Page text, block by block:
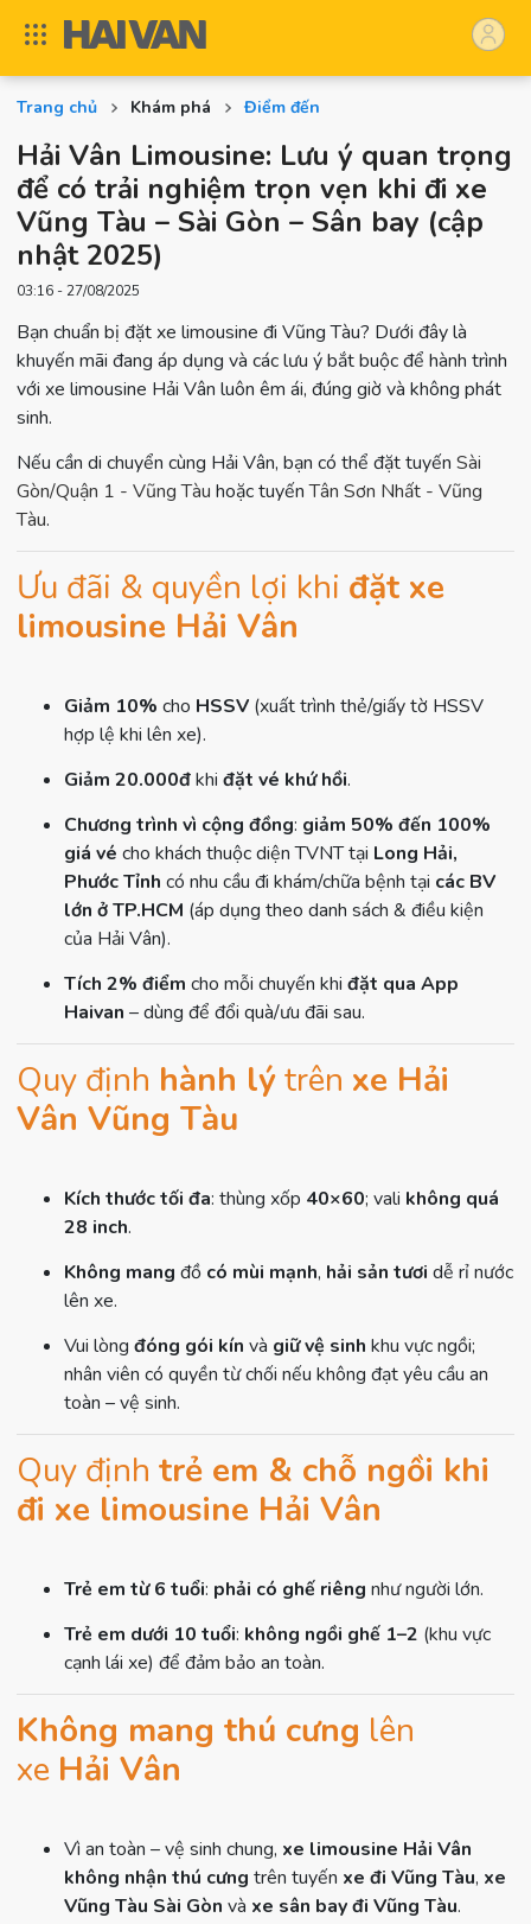
Trang chủ Khám phá Điểm đến
Hải Vân Limousine: Lưu ý quan trọng
để có trải nghiệm trọn vẹn khi đi xe
Vũng Tàu – Sài Gòn – Sân bay (cập
nhật 2025)
03:16 - 27/08/2025
Bạn chuẩn bị đặt xe limousine đi Vũng Tàu? Dưới đây là
khuyến mãi đang áp dụng và các lưu ý bắt buộc để hành trình
với xe limousine Hải Vân luôn êm ái, đúng giờ và không phát
sinh.
Nếu cần di chuyển cùng Hải Vân, bạn có thể đặt tuyến Sài
Gòn/Quận 1 - Vũng Tàu hoặc tuyếnTân Sơn Nhất - Vũng
Tàu.
Ưu đãi & quyền lợi khi đặt xe
limousine Hải Vân
Giảm 10% cho HSSV (xuất trình thẻ/giấy tờ HSSV
hợp lệ khi lên xe).
Giảm 20.000đkhi đặt vé khứ hồi.
Chương trình vì cộng đồng: giảm 50% đến 100%
giá vé cho khách thuộc diện TVNT tại Long Hải,
Phước Tỉnh có nhu cầu đi khám/chữa bệnh tại các BV
lớn ở TP.HCM (áp dụng theo danh sách & điều kiện
của Hải Vân).
Tích 2% điểm cho mỗi chuyến khi đặt qua App
Haivan – dùng để đổi quà/ưu đãi sau.
Quy định hành lýtrên xe Hải
Vân Vũng Tàu
Kích thước tối đa: thùng xốp 40×60; vali không quá
28 inch.
Không mang đồ có mùi mạnh, hải sản tươi dễ rỉ nước
lên xe.
Vui lòng đóng gói kín và giữ vệ sinh khu vực ngồi;
nhân viên có quyền từ chối nếu không đạt yêu cầu an
toàn – vệ sinh.
Quy định trẻ em & chỗ ngồi khi
đi xe limousine Hải Vân
Trẻ em từ 6 tuổi: phải có ghế riêng như người lớn.
Trẻ em dưới 10 tuổi: không ngồi ghế 1–2 (khu vực
cạnh lái xe) để đảm bảo an toàn.
Không mang thú cưng lên
xe Hải Vân
Vì an toàn – vệ sinh chung, xe limousine Hải Vân
không nhận thú cưng trên tuyến xe đi Vũng Tàu, xe
Vũng Tàu Sài Gòn và xe sân bay đi Vũng Tàu.